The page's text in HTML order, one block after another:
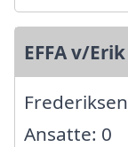
EFFA v/
Ansatte: 0